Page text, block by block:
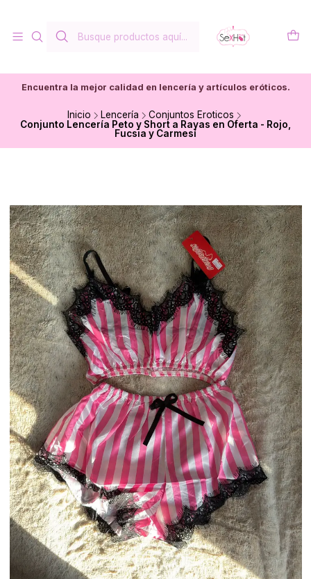
Encuentra la mejor calidad en lencería y artículos eróticos.
Inicio Lencería
Conjuntos Eroticos
Conjunto Lencería Peto y Short a Rayas en Oferta - Rojo,
Fucsia y Carmesí